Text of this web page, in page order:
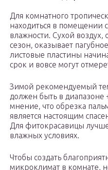
Для комнатного
находиться в
влажности. Сухой
сезон, оказывает
листовые пластины
срок и вовсе могут
Зимой рекомендуемый
должен быть в диапазоне
мнение, что обрезка
является настоящим
Для фитокрасавицы
влажных условиях.
Чтобы создать
микроклимат в комнате,